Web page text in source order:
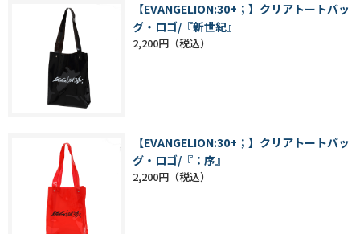
【EVANGELION:30+；】クリアトートバッ
グ・ロゴ/『新世紀』
2,200円
【EVANGELION:30+；】クリアトートバッ
グ・ロゴ/『：序』
2,200円